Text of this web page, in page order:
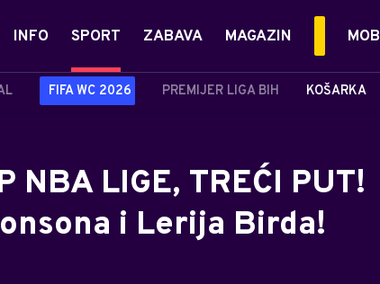
INFO SPORT
FIFA WC 2026 PREMIJER LIGA BIH KOŠARKA
ZABAVA MAGAZIN
NBA LIGE, TREĆI PUT!
i Lerija Birda!